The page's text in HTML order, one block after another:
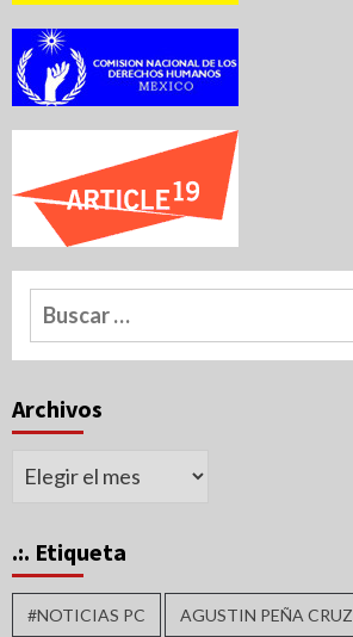
Buscar:
Archivos
Archivos
.:. Etiqueta
#NOTICIAS PC AGUSTIN PEÑA CRUZ